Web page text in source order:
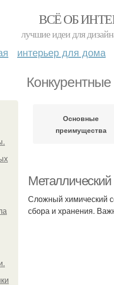
ВСЁ ОБ
лучшие идеи для
интерьер для дома
Основные
преимущества
Сложный химический
сбора и хранения.